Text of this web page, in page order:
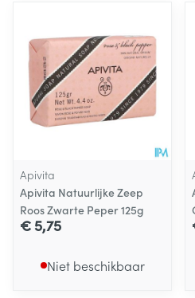
Apivita
Apivita Natuurlijke Zeep
Roos Zwarte Peper 125g
€ 5,75
Niet beschikbaar